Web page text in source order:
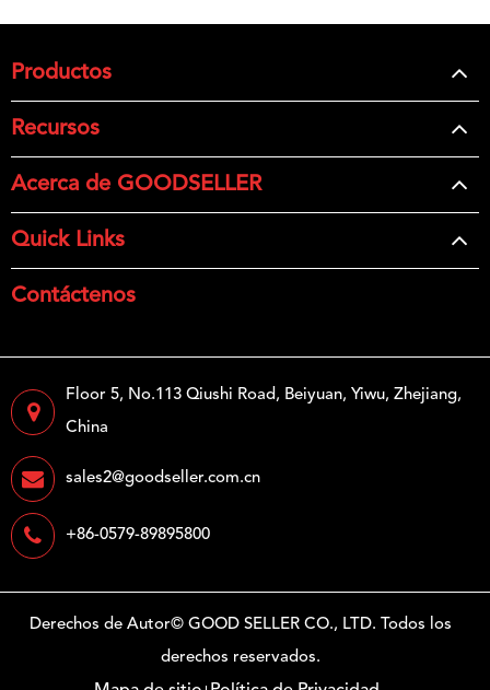
Productos
Recursos
Acerca de GOODSELLER
Quick Links
Contáctenos
Floor 5, No.113 Qiushi Road, Beiyuan, Yiwu, Zhejiang,
China
sales2@goodseller.com.cn
+86-0579-89895800
Derechos de Autor© GOOD SELLER CO., LTD. Todos los
derechos reservados.